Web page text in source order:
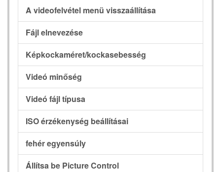
A videofelvétel menü visszaállítása
Fájl elnevezése
Képkockaméret/kockasebesség
Videó minőség
Videó fájl típusa
ISO érzékenység beállításai
fehér egyensúly
Állítsa be Picture Control